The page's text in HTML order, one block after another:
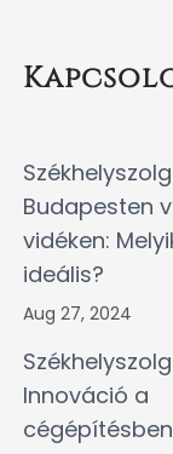
Budapesten
vidéken:
ideális?
Aug 27, 2024
Innováció a
cégépítésben